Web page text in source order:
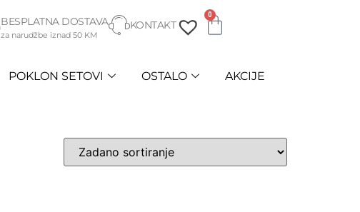
BESPLATNA DOSTAVA
za narudžbe iznad 50 KM
KONTAKT
0
POKLON SETOVI OSTALO
AKCIJE